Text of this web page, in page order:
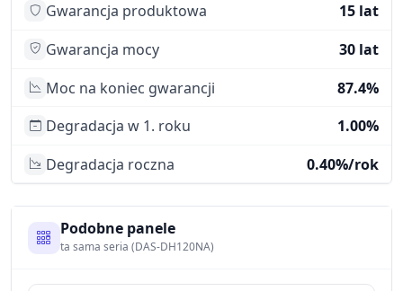
Gwarancja produktowa
15 lat
Gwarancja mocy
30 lat
Moc na koniec gwarancji
87.4%
Degradacja w 1. roku
1.00%
Degradacja roczna
0.40%/rok
Podobne panele
ta sama seria (DAS-DH120NA)